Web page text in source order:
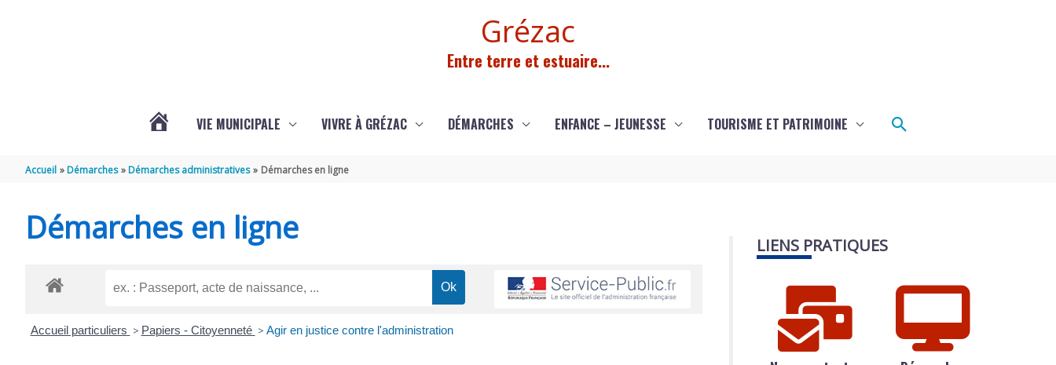
Grézac
Entre terre et estuaire...
VIE MUNICIPALE VIVRE À GRÉZAC DÉMARCHES ENFANCE – JEUNESSE TOURISME ET PATRIMOINE Rechercher
Accueil Démarches Démarches administratives Démarches en ligne
Démarches en ligne
Accueil particuliers > Papiers - Citoyenneté > Agir en justice contre l'administration
LIENS PRATIQUES